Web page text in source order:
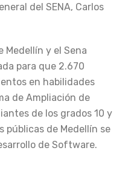
del SENA, Carlos
Medellín y el Sena
para que 2.670
en habilidades
de Ampliación de
de los grados 10 y
públicas de Medellín se
de Software.